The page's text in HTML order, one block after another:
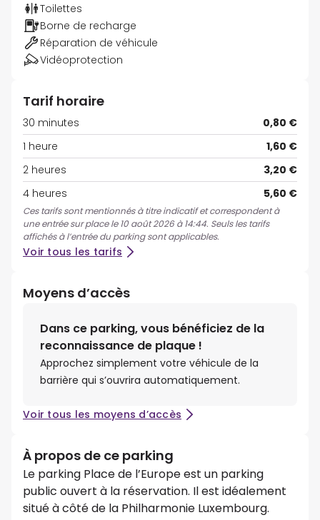
Toilettes
Borne de recharge
Réparation de véhicule
Vidéoprotection
Tarif horaire
30 minutes
0,80 €
1 heure
1,60 €
2 heures
3,20 €
4 heures
5,60 €
Ces tarifs sont mentionnés à titre indicatif et correspondent à
une entrée sur place le 10 août 2026 à 14:44. Seuls les tarifs
affichés à l’entrée du parking sont applicables.
Voir tous les tarifs
Moyens d’accès
Dans ce parking, vous bénéficiez de la
reconnaissance de plaque !
Approchez simplement votre véhicule de la
barrière qui s’ouvrira automatiquement.
Voir tous les moyens d’accès
À propos de ce parking
Le parking Place de l’Europe est un parking
public ouvert à la réservation. Il est idéalement
situé à côté de la Philharmonie Luxembourg.